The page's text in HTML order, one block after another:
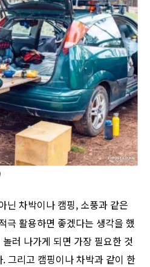
닌 차박이나 캠핑, 소풍과 같은
극 활용하면 좋겠다는 생각을 했
러 나가게 되면 가장 필요한 것
. 그리고 캠핑이나 차박과 같이 한